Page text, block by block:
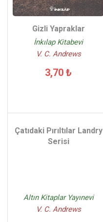
Gizli Yapraklar
İnkılap Kitabevi
V. C. Andrews
3,70 ₺
Çatıdaki Pırıltılar Landry
Serisi
Altın Kitaplar Yayınevi
V. C. Andrews